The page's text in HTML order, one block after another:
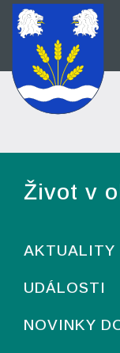
Život v
AKTUALITY
UDÁLOSTI
NOVINKY